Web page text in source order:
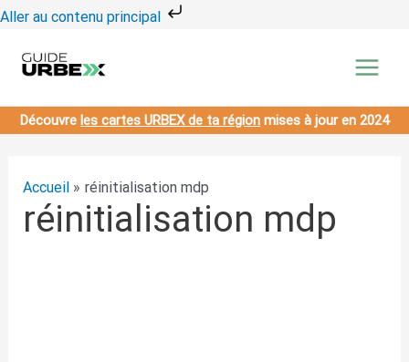
Aller au contenu principal
Aller
contenu
Découvre les cartes URBEX de ta région mises à jour en 2024
Accueil réinitialisation mdp
réinitialisation mdp